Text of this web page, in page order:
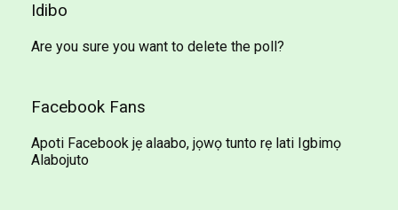
Idibo
Are you sure you want to delete the poll?
Facebook Fans
Apoti Facebook jẹ alaabo, jọwọ tunto rẹ lati Igbimọ
Alabojuto